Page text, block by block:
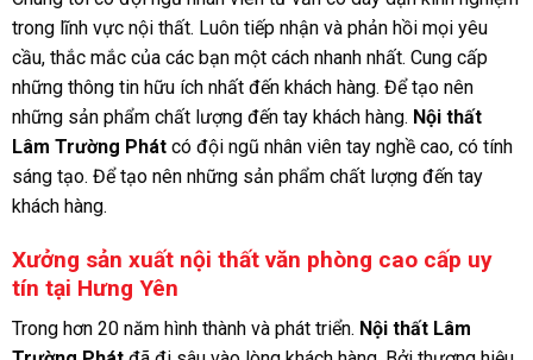
trong lĩnh vực nội thất. Luôn tiếp nhận và phản hồi mọi yêu
cầu, thắc mắc của các bạn một cách nhanh nhất. Cung cấp
những thông tin hữu ích nhất đến khách hàng. Để tạo nên
những sản phẩm chất lượng đến tay khách hàng. Nội thất
Lâm Trường Phátcó đội ngũ nhân viên tay nghề cao, có tính
sáng tạo. Để tạo nên những sản phẩm chất lượng đến tay
khách hàng.
Xưởng sản xuất nội thất văn phòng cao cấp uy
tín tại Hưng Yên
Trong hơn 20 năm hình thành và phát triển. Nội thất Lâm